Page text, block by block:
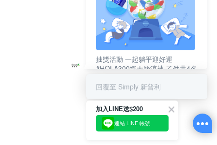
抽獎活動 一起躺平迎好運
#HOLA300織天絲涼被-乙件共4名
回覆至 Simply 新普利
加入LINE送$200
連結 LINE 帳號